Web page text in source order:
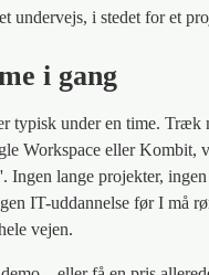
undervejs, i stedet for et
i gang
typisk under en time. Træk
Workspace eller Kombit,
Ingen lange projekter,
IT-uddannelse før I må
vejen.